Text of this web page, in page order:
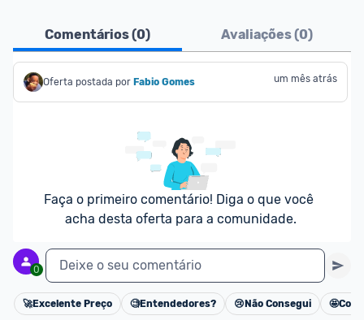
Comentários (0) Avaliações (0)
Oferta postada por Fabio Gomes um mês atrás
Faça o primeiro comentário! Diga o que você
acha desta oferta para a comunidade.
0 Deixe o seu comentário
Cancelar
🚀Excelente Preço 🧐Entendedores? 😢 Não Consegui 🤩